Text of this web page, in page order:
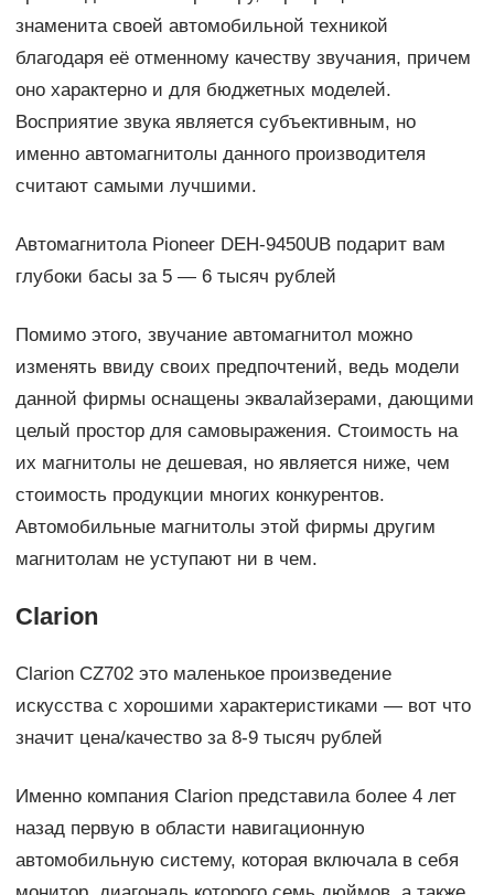
знаменита своей автомобильной техникой
благодаря её отменному качеству звучания, причем
оно характерно и для бюджетных моделей.
Восприятие звука является субъективным, но
именно автомагнитолы данного производителя
считают самыми лучшими.
Автомагнитола Pioneer DEH-9450UB подарит вам
глубоки басы за 5 — 6 тысяч рублей
Помимо этого, звучание автомагнитол можно
изменять ввиду своих предпочтений, ведь модели
данной фирмы оснащены эквалайзерами, дающими
целый простор для самовыражения. Стоимость на
их магнитолы не дешевая, но является ниже, чем
стоимость продукции многих конкурентов.
Автомобильные магнитолы этой фирмы другим
магнитолам не уступают ни в чем.
Clarion
Clarion CZ702 это маленькое произведение
искусства с хорошими характеристиками — вот что
значит цена/качество за 8-9 тысяч рублей
Именно компания Clarion представила более 4 лет
назад первую в области навигационную
автомобильную систему, которая включала в себя